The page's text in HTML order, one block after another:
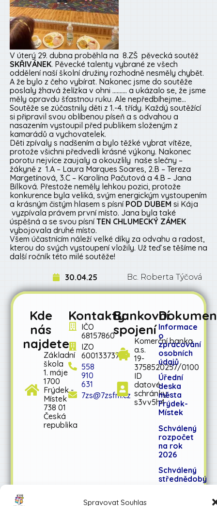
Spravovat Souhlas
V úterý 29. dubna proběhla na 8.ZŠ pěvecká soutěž
SKŘIVÁNEK. Pěvecké talenty vybrané ze všech
oddělení naší školní družiny rozhodně nesměly chybět.
A že bylo z čeho vybírat. Nakonec jsme do soutěže
poslaly žhavá želízka v ohni ………. a ukázalo se, že jsme
měly opravdu šťastnou ruku. Ale nepředbíhejme…
Soutěže se zúčastnily děti z 1.-4. třídy. Každý soutěžící
si připravil svou oblíbenou píseň a s odvahou a
nasazením vystoupil před publikem složeným z
kamarádů a vychovatelek.
Děti zpívaly s nadšením a bylo těžké vybrat vítěze,
protože všichni předvedli krásné výkony. Nakonec
porotu nejvíce zaujaly a okouzlily naše slečny –
žákyně z 1.A – Laura Marques Soares, 2.B – Tereza
Margetínová, 3.C – Karolína Pačutová a 4.B – Jana
Bílková. Přestože neměly lehkou pozici, protože
konkurence byla veliká, svým energickým vystoupením
a krásným čistým hlasem s písní POD DUBEM si Kája
vyzpívala právem první místo. Jana byla také
úspěšná a se svou písníTEN CHLUMECKÝ ZÁMEK
vybojovala druhé místo.
Všem účastnícím náleží velké díky za odvahu a radost,
kterou do svých vystoupení vložily. Už teď se těšíme na
další ročník této milé soutěže!
30.04.25 Bc. Roberta Týčová
Kde
nás
najdete
Základní
škola
1. máje
1700
Frýdek -
Místek
738 01
Česká
republika
Kontakty
IČO
68157860
IZO
600133737
558
910
631
7zs@7zsfm.cz
Bankovní
spojení
Komerční banka
a.s.
19-
3758520257/0100
ID
datové
schránky:
s3vv5h4
Informace
o
zpracování
osobních
údajů
Úřední
deska
města
Frýdek-
Místek
Schválený
rozpočet
na rok
2026
Schválený
střednědobý